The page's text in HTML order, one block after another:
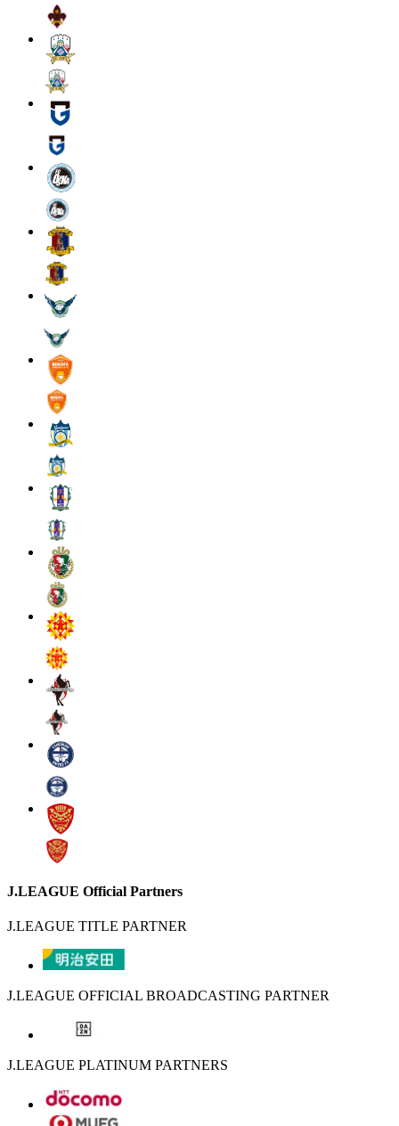
J.LEAGUE Official Partners
J.LEAGUE TITLE PARTNER
J.LEAGUE OFFICIAL BROADCASTING PARTNER
J.LEAGUE PLATINUM PARTNERS